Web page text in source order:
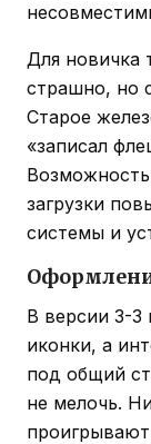
Для новичка
страшно, но
Старое
«записал
загрузки
системы и
В версии 3-3
иконки, а
под общий
не мелочь.